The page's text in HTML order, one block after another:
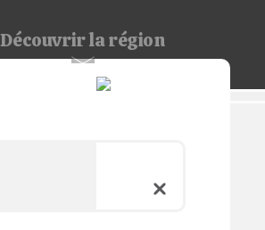
Découvrirla région